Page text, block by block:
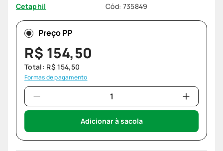
Cetaphil
Cód: 735849
Preço PP
R$ 154,50
Total: R$ 154,50
Formas de pagamento
Adicionar à sacola